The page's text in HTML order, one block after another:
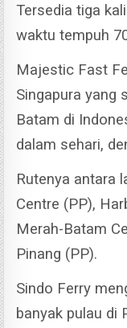
Tersedia tiga
waktu tempuh
Majestic Fast
Singapura yang
Batam di
dalam sehari,
Rutenya antara
Centre (PP),
Merah-Batam
Pinang (PP).
Sindo Ferry
banyak pulau di